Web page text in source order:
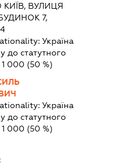
КИЇВ, ВУЛИЦЯ
7,
Україна
до статутного
1 000 (50 %)
Україна
до статутного
1 000 (50 %)